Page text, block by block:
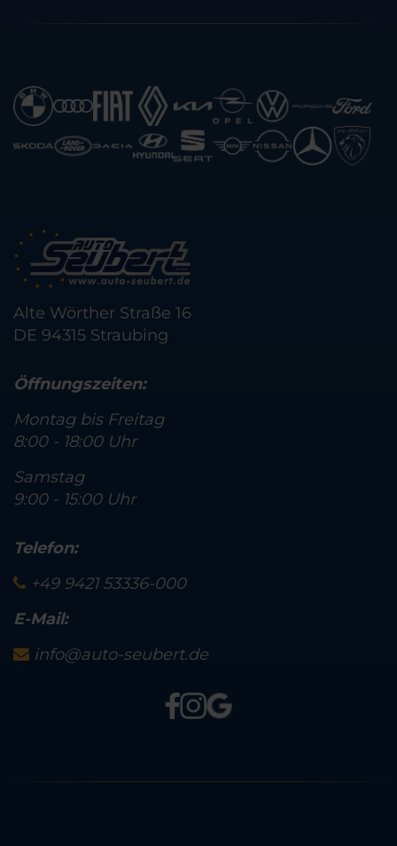
Alte Wörther Straße 16
DE 94315 Straubing
Öffnungszeiten:
Montag bis Freitag
8:00 - 18:00 Uhr
Samstag
9:00 - 15:00 Uhr
Telefon:
+49 9421 53336-000
E-Mail:
info@auto-seubert.de